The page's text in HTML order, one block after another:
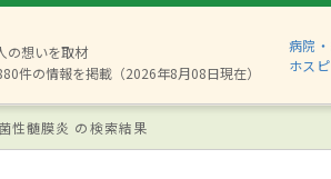
の想いを取材
件の情報を掲載（2026年8月08日現在）
病院
ホス
性髄膜炎 の検索結果